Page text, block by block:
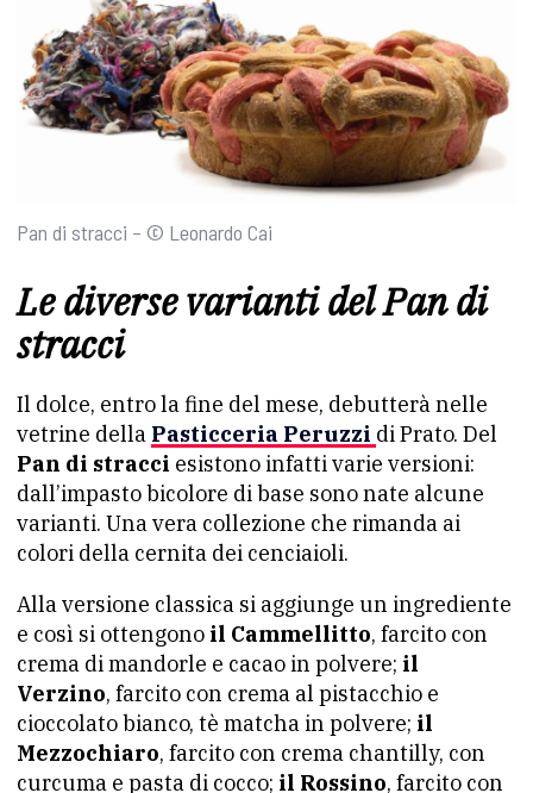
Pan di stracci – © Leonardo Cai
Le diverse varianti del Pan di
stracci
Il dolce, entro la fine del mese, debutterà nelle
vetrine della Pasticceria Peruzzi di Prato. Del
Pan di stracci esistono infatti varie versioni:
dall’impasto bicolore di base sono nate alcune
varianti. Una vera collezione che rimanda ai
colori della cernita dei cenciaioli.
Alla versione classica si aggiunge un ingrediente
e così si ottengono il Cammellitto, farcito con
crema di mandorle e cacao in polvere; il
Verzino, farcito con crema al pistacchio e
cioccolato bianco, tè matcha in polvere; il
Mezzochiaro, farcito con crema chantilly, con
curcuma e pasta di cocco; il Rossino, farcito con